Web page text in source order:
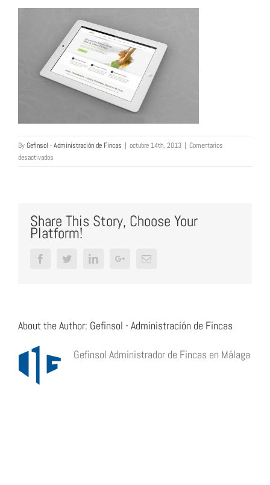
ByGefinsol - Administración de Fincas | octubre 14th, 2013 | Comentarios
desactivados
portfolio_2
Share This Story, Choose Your
Platform!
FacebookTwitterLinkedInGoogle+Email
About the Author: Gefinsol - Administración de Fincas
Gefinsol Administrador de Fincas en Málaga